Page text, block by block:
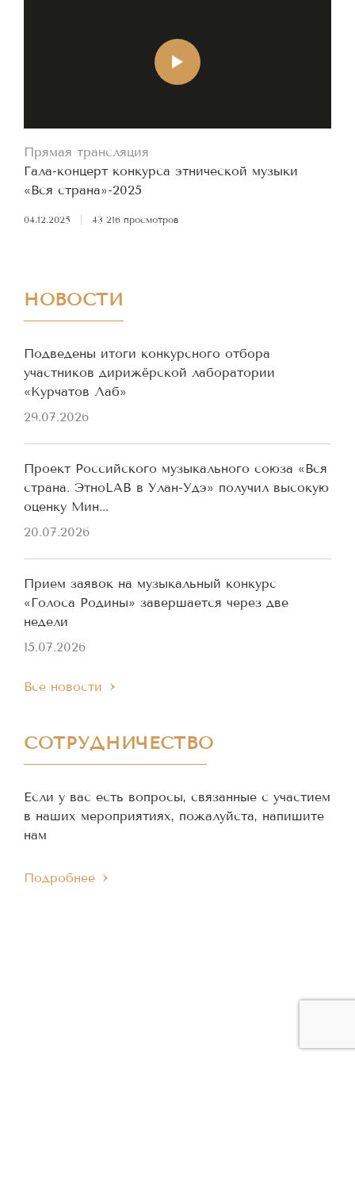
Прямая трансляция
Гала-концерт конкурса этнической музыки
«Вся страна»-2025
04.12.2025 43 216 просмотров
НОВОСТИ
Подведены итоги конкурсного отбора
участников дирижёрской лаборатории
«Курчатов Лаб»
29.07.2026
Проект Российского музыкального союза «Вся
страна. ЭтноLAB в Улан-Удэ» получил высокую
оценку Мин...
20.07.2026
Прием заявок на музыкальный конкурс
«Голоса Родины» завершается через две
недели
15.07.2026
Все новости
СОТРУДНИЧЕСТВО
Если у вас есть вопросы, связанные с участием
в наших мероприятиях, пожалуйста, напишите
нам
Подробнее